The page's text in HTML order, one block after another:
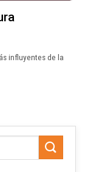
influyentes de la